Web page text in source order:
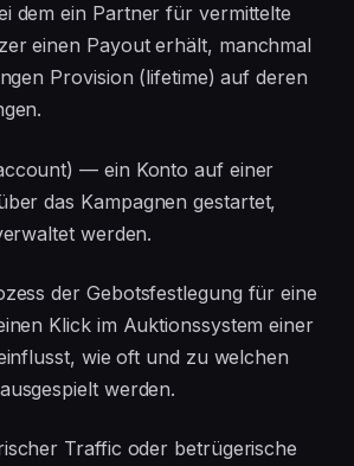
dem ein Partner für vermittelte
einen Payout erhält, manchmal
Provision (lifetime) auf deren
— ein Konto auf einer
das Kampagnen gestartet,
werden.
der Gebotsfestlegung für eine
Klick im Auktionssystem einer
wie oft und zu welchen
werden.
Traffic oder betrügerische